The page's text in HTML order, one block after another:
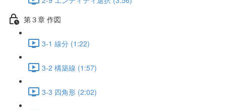
第３章 作図
3-1 線分 (1:22)
3-2 構築線 (1:57)
3-3 四角形 (2:02)